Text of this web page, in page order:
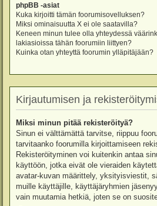
phpBB -asiat
Kuka kirjoitti tämän foorumisovelluksen?
Miksi ominaisuutta X ei ole saatavilla?
Keneen minun tulee olla yhteydessä
lakiasioissa tähän foorumiin liittyen?
Kuinka otan yhteyttä foorumin ylläpitäjään?
Kirjautumisen ja
Miksi minun pitää rekisteröityä?
Sinun ei välttämättä tarvitse, riippuu
tarvitaanko foorumilla kirjoittamiseen
Rekisteröityminen voi kuitenkin antaa
käyttöön, jotka eivät ole vieraiden
avatar-kuvan määrittely, yksityisviestit,
muille käyttäjille, käyttäjäryhmien
vain muutamia hetkiä, joten se on